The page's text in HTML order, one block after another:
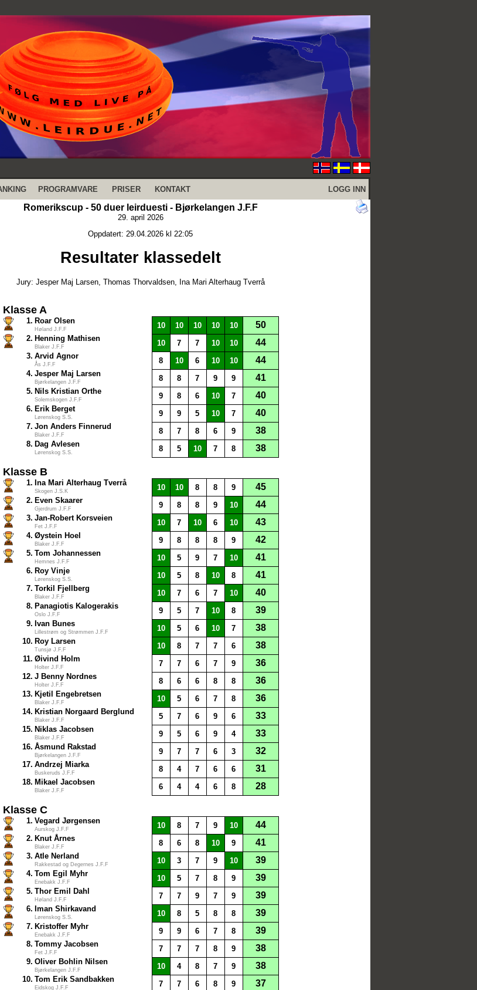
PROGRAMVARE PRISER KONTAKT LOGG INN
Romerikscup - 50 duer leirduesti - Bjørkelangen J.F.F
29. april 2026
Oppdatert: 29.04.2026 kl 22:05
Resultater klassedelt
Jury: Jesper Maj Larsen, Thomas Thorvaldsen, Ina Mari Alterhaug Tverrå
Klasse A
1. Roar Olsen
Høland J.F.F 10 10 10 10 10 50
2. Henning Mathisen
Blaker J.F.F 10 7 7 10 10 44
3. Arvid Agnor
Ås J.F.F 8 10 6 10 10 44
4. Jesper Maj Larsen
Bjørkelangen J.F.F 8 8 7 9 9 41
5. Nils Kristian Orthe
Solemskogen J.F.F 9 8 6 10 7 40
6. Erik Berget
Lørenskog S.S. 9 9 5 10 7 40
7. Jon Anders Finnerud
Blaker J.F.F 8 7 8 6 9 38
8. Dag Avlesen
Lørenskog S.S. 8 5 10 7 8 38
Klasse B
1. Ina Mari Alterhaug Tverrå
Skogen J.S.K 10 10 8 8 9 45
2. Even Skaarer
Gjerdrum J.F.F 9 8 8 9 10 44
3. Jan-Robert Korsveien
Fet J.F.F 10 7 10 6 10 43
4. Øystein Hoel
Blaker J.F.F 9 8 8 8 9 42
5. Tom Johannessen
Hemnes J.F.F 10 5 9 7 10 41
6. Roy Vinje
Lørenskog S.S. 10 5 8 10 8 41
7. Torkil Fjellberg
Blaker J.F.F 10 7 6 7 10 40
8. Panagiotis Kalogerakis
Oslo J.F.F 9 5 7 10 8 39
9. Ivan Bunes
Lillestrøm og Strømmen J.F.F 10 5 6 10 7 38
10. Roy Larsen
Tunsjø J.F.F 10 8 7 7 6 38
11. Øivind Holm
Holter J.F.F 7 7 6 7 9 36
12. J Benny Nordnes
Holter J.F.F 8 6 6 8 8 36
13. Kjetil Engebretsen
Blaker J.F.F 10 5 6 7 8 36
14. Kristian Norgaard Berglund
Blaker J.F.F 5 7 6 9 6 33
15. Niklas Jacobsen
Blaker J.F.F 9 5 6 9 4 33
16. Åsmund Rakstad
Bjørkelangen J.F.F 9 7 7 6 3 32
17. Andrzej Miarka
Buskeruds J.F.F 8 4 7 6 6 31
18. Mikael Jacobsen
Blaker J.F.F 6 4 4 6 8 28
Klasse C
1. Vegard Jørgensen
Aurskog J.F.F 10 8 7 9 10 44
2. Knut Årnes
Blaker J.F.F 8 6 8 10 9 41
3. Atle Nerland
Rakkestad og Degernes J.F.F 10 3 7 9 10 39
4. Tom Egil Myhr
Enebakk J.F.F 10 5 7 8 9 39
5. Thor Emil Dahl
Høland J.F.F 7 7 9 7 9 39
6. Iman Shirkavand
Lørenskog S.S. 10 8 5 8 8 39
7. Kristoffer Myhr
Enebakk J.F.F 9 9 6 7 8 39
8. Tommy Jacobsen
Fet J.F.F 7 7 7 8 9 38
9. Oliver Bohlin Nilsen
Bjørkelangen J.F.F 10 4 8 7 9 38
10. Tom Erik Sandbakken
Eidskog J.F.F 7 7 6 8 9 37